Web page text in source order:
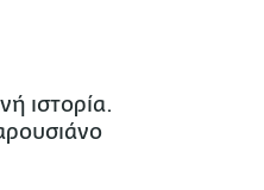
ιστορία.